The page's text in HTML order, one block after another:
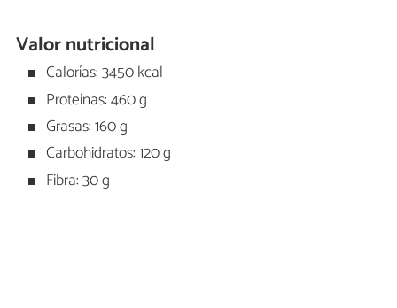
Valor nutricional
Calorías: 3450 kcal
Proteínas: 460 g
Grasas: 160 g
Carbohidratos: 120 g
Fibra: 30 g